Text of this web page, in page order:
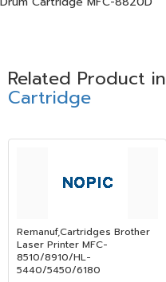
Related Product in
Cartridge
Remanuf,Cartridges Brother
Laser Printer MFC-
8510/8910/HL-
5440/5450/6180